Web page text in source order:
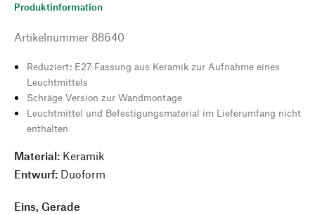
Produktinformation
Artikelnummer 88640
Reduziert: E27-Fassung aus Keramik zur Aufnahme eines
Leuchtmittels
Schräge Version zur Wandmontage
Leuchtmittel und Befestigungsmaterial im Lieferumfang nicht
enthalten
Material: Keramik
Entwurf: Duoform
Eins, Gerade